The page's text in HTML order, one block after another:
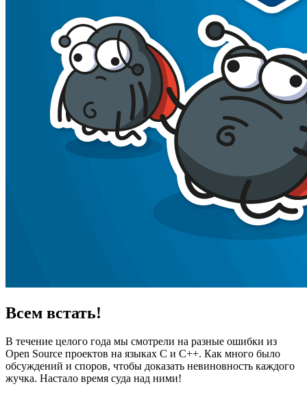
Всем встать!
В течение целого года мы смотрели на разные ошибки из
Open Source проектов на языках C и C++. Как много было
обсуждений и споров, чтобы доказать невиновность каждого
жучка. Настало время суда над ними!